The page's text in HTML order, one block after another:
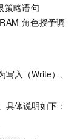
策略语句
RAM 角色授予调
入（Write）、
具体说明如下：